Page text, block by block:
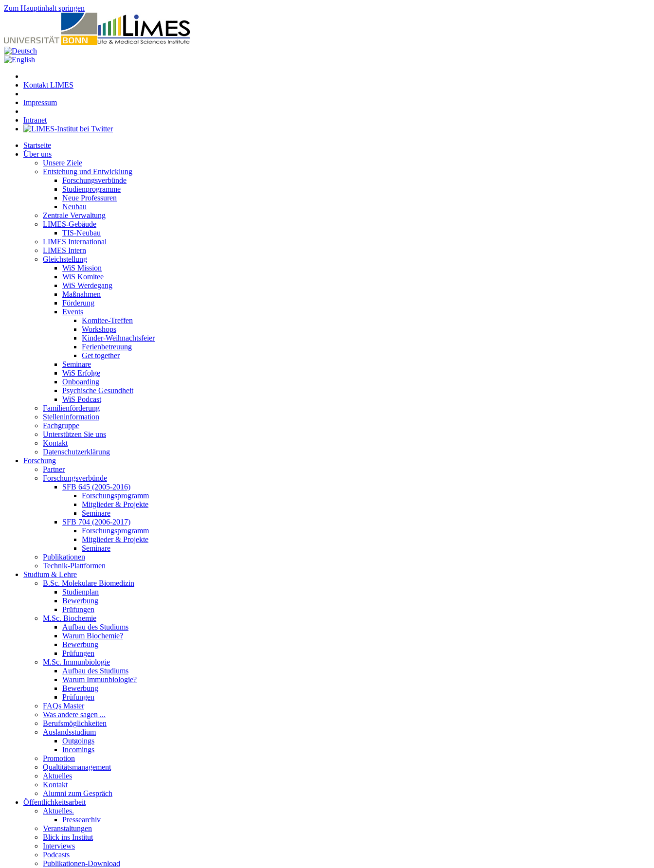
Zum Hauptinhalt springen
Kontakt LIMES
Impressum
Intranet
Startseite
Über uns
Unsere Ziele
Entstehung und Entwicklung
Forschungsverbünde
Studienprogramme
Neue Professuren
Neubau
Zentrale Verwaltung
LIMES-Gebäude
TIS-Neubau
LIMES International
LIMES Intern
Gleichstellung
WiS Mission
WiS Komitee
WiS Werdegang
Maßnahmen
Förderung
Events
Komitee-Treffen
Workshops
Kinder-Weihnachtsfeier
Ferienbetreuung
Get together
Seminare
WiS Erfolge
Onboarding
Psychische Gesundheit
WiS Podcast
Familienförderung
Stelleninformation
Fachgruppe
Unterstützen Sie uns
Kontakt
Datenschutzerklärung
Forschung
Partner
Forschungsverbünde
SFB 645 (2005-2016)
Forschungsprogramm
Mitglieder & Projekte
Seminare
SFB 704 (2006-2017)
Forschungsprogramm
Mitglieder & Projekte
Seminare
Publikationen
Technik-Plattformen
Studium & Lehre
B.Sc. Molekulare Biomedizin
Studienplan
Bewerbung
Prüfungen
M.Sc. Biochemie
Aufbau des Studiums
Warum Biochemie?
Bewerbung
Prüfungen
M.Sc. Immunbiologie
Aufbau des Studiums
Warum Immunbiologie?
Bewerbung
Prüfungen
FAQs Master
Was andere sagen ...
Berufsmöglichkeiten
Auslandsstudium
Outgoings
Incomings
Promotion
Qualtitätsmanagement
Aktuelles
Kontakt
Alumni zum Gespräch
Öffentlichkeitsarbeit
Aktuelles.
Pressearchiv
Veranstaltungen
Blick ins Institut
Interviews
Podcasts
Publikationen-Download